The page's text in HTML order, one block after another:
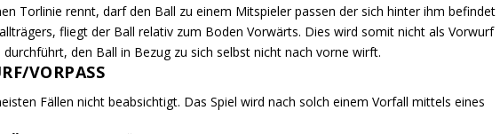
Torlinie rennt, darf den Ball zu einem Mitspieler passen der sich hinter ihm befindet
fliegt der Ball relativ zum Boden Vorwärts. Dies wird somit nicht als Vorwurf
den Ball in Bezug zu sich selbst nicht nach vorne wirft.
VORPASS
Fällen nicht beabsichtigt. Das Spiel wird nach solch einem Vorfall mittels eines